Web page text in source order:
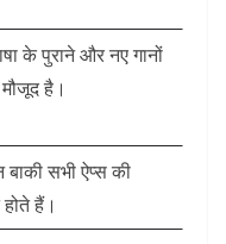
के पुराने और नए गानों
है।
सभी ऐप्स की
हैं।